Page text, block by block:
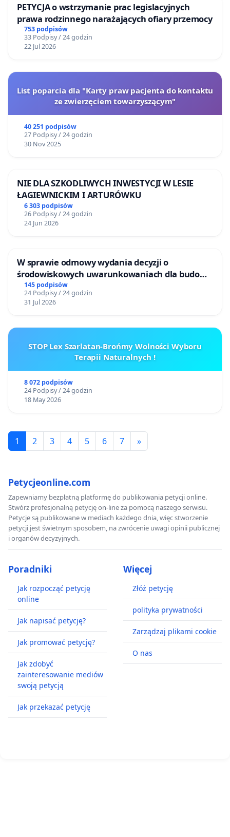
PETYCJA o wstrzymanie prac legislacyjnych
prawa rodzinnego narażających ofiary przemocy
753 podpisów
33 Podpisy / 24 godzin
22 Jul 2026
List poparcia dla "Karty praw pacjenta do kontaktu
ze zwierzęciem towarzyszącym"
40 251 podpisów
27 Podpisy / 24 godzin
30 Nov 2025
NIE DLA SZKODLIWYCH INWESTYCJI W LESIE
ŁAGIEWNICKIM I ARTURÓWKU
6 303 podpisów
26 Podpisy / 24 godzin
24 Jun 2026
W sprawie odmowy wydania decyzji o
środowiskowych uwarunkowaniach dla budowy
zakładu wytwarzania biometanu „Krynki” w
Ostrowiu Południowym oraz ochrony
mieszkańców i Puszczy Knyszyńskiej
145 podpisów
24 Podpisy / 24 godzin
31 Jul 2026
STOP Lex Szarlatan-Brońmy Wolności Wyboru
Terapii Naturalnych !
8 072 podpisów
24 Podpisy / 24 godzin
18 May 2026
1 2 3 4 5 6 7 »
Petycjeonline.com
Zapewniamy bezpłatną platformę do publikowania petycji online.
Stwórz profesjonalną petycję on-line za pomocą naszego serwisu.
Petycje są publikowane w mediach każdego dnia, więc stworzenie
petycji jest świetnym sposobem, na zwrócenie uwagi opinii publicznej
i organów decyzyjnych.
Poradniki
Jak rozpocząć petycję
online
Jak napisać petycję?
Jak promować petycję?
Jak zdobyć
zainteresowanie mediów
swoją petycją
Jak przekazać petycję
Więcej
Złóż petycję
polityka prywatności
Zarządzaj plikami cookie
O nas